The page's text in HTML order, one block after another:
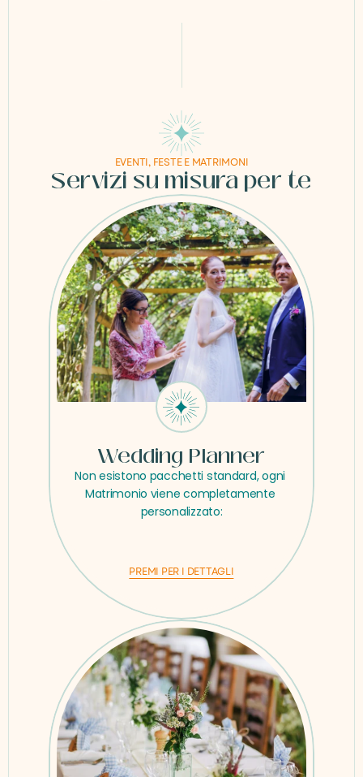
EVENTI, FESTE E MATRIMONI
Servizi su misura per te
Wedding Planner
Non esistono pacchetti standard, ogni
Matrimonio viene completamente
personalizzato:
PREMI PER I DETTAGLI